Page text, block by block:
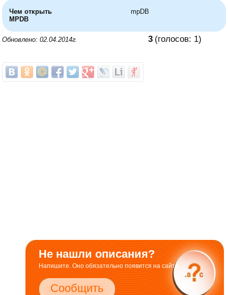
Чем открыть
MPDB
mpDB
Обновлено: 02.04.2014г. 3 (голосов: 1)
Не нашли описания?
Напишите. Оно обязательно появится на сайте.
Сообщить